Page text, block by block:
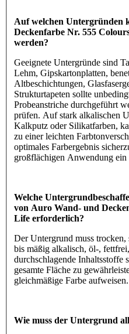
Auf welchen Untergründen
Deckenfarbe Nr. 555
werden?
Geeignete Untergründe sind
Lehm, Gipskartonplatten,
Altbeschichtungen,
Strukturtapeten sollte
Probeanstriche durchgeführt
prüfen. Auf stark alkalischen
Kalkputz oder Silikatfarben,
zu einer leichten
optimales Farbergebnis
großflächigen Anwendung
Welche
von Auro Wand- und
Life erforderlich?
Der Untergrund muss trocken,
bis mäßig alkalisch, öl-,
durchschlagende Inhaltsstoffe
gesamte Fläche zu
gleichmäßige Farbe aufweisen.
Wie muss der Untergrund